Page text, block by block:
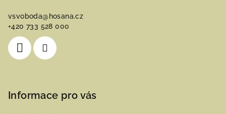
vsvoboda@ hosana.cz
+420 733 528 000
Informace pro vás